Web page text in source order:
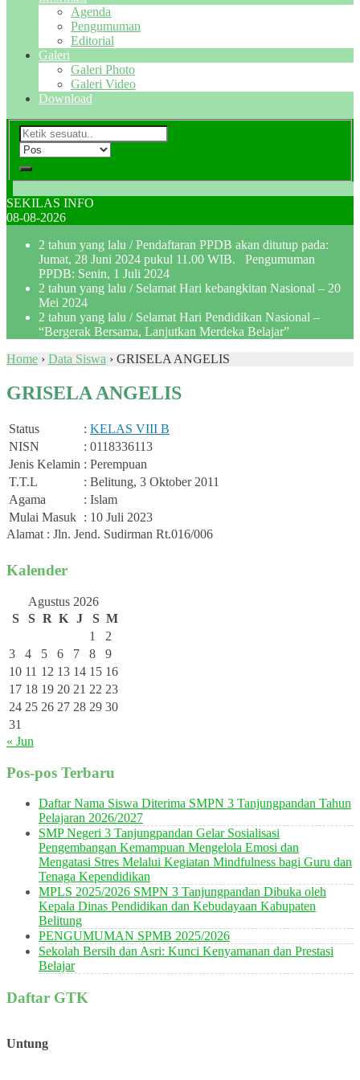
Agenda
Pengumuman
Editorial
Galeri
Galeri Photo
Galeri Video
Download
SEKILAS INFO
08-08-2026
2 tahun yang lalu / Pendaftaran PPDB akan ditutup pada:
Jumat, 28 Juni 2024 pukul 11.00 WIB. Pengumuman
PPDB: Senin, 1 Juli 2024
2 tahun yang lalu / Selamat Hari kebangkitan Nasional – 20
Mei 2024
2 tahun yang lalu / Selamat Hari Pendidikan Nasional –
“Bergerak Bersama, Lanjutkan Merdeka Belajar”
Home › Data Siswa › GRISELA ANGELIS
GRISELA ANGELIS
Status : KELAS VIII B
NISN
: 0118336113
Jenis Kelamin : Perempuan
T.T.L
: Belitung, 3 Oktober 2011
Agama
: Islam
Mulai Masuk : 10 Juli 2023
Alamat : Jln. Jend. Sudirman Rt.016/006
Kalender
Agustus 2026
S
S R K J S M
1
2
3
4 5 6 7 8
9
10 11 12 13 14 15 16
17 18 19 20 21 22 23
24 25 26 27 28 29 30
31
« Jun
Pos-pos Terbaru
Daftar Nama Siswa Diterima SMPN 3 Tanjungpandan Tahun
Pelajaran 2026/2027
SMP Negeri 3 Tanjungpandan Gelar Sosialisasi
Pengembangan Kemampuan Mengelola Emosi dan
Mengatasi Stres Melalui Kegiatan Mindfulness bagi Guru dan
Tenaga Kependidikan
MPLS 2025/2026 SMPN 3 Tanjungpandan Dibuka oleh
Kepala Dinas Pendidikan dan Kebudayaan Kabupaten
Belitung
PENGUMUMAN SPMB 2025/2026
Sekolah Bersih dan Asri: Kunci Kenyamanan dan Prestasi
Belajar
Daftar GTK
Untung